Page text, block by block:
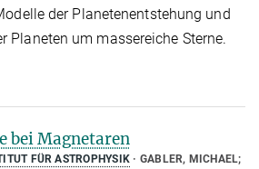
der Planetenentstehung und
Planeten um massereiche Sterne.
bei Magnetaren
FÜR ASTROPHYSIK
GABLER, MICHAEL;